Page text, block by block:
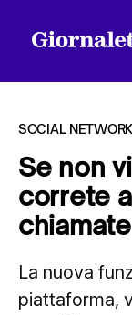
Tutti gli
Chi siamo
SOCIAL NETWORK
Se non
correte
La nuova
piattaforma,